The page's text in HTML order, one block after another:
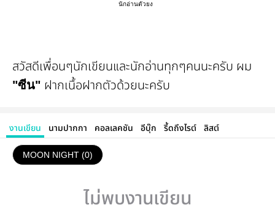
นักอ่านตัวยง
สวัสดีเพื่อนๆนักเขียนและนักอ่านทุกๆคนนะครับ ผม
"ซีน" ฝากเนื้อฝากตัวด้วยนะครับ
งานเขียน นามปากกา คอลเลคชัน อีบุ๊ก รี้ดถึงไรต์ ลิสต์
MOON NIGHT (0)
ไม่พบงานเขียน